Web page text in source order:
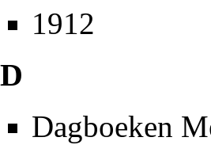
1912
D
Dagboeken